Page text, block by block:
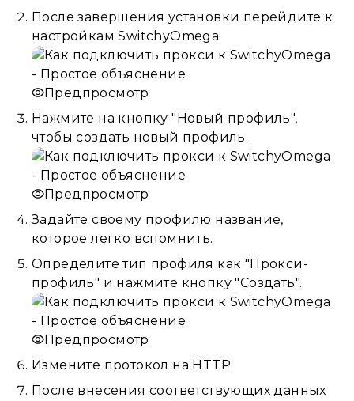
После завершения установки перейдите к
настройкам SwitchyOmega.
Предпросмотр
Нажмите на кнопку "Новый профиль",
чтобы создать новый профиль.
Предпросмотр
Задайте своему профилю название,
которое легко вспомнить.
Определите тип профиля как "Прокси-
профиль" и нажмите кнопку "Создать".
Предпросмотр
Измените протокол на HTTP.
После внесения соответствующих данных